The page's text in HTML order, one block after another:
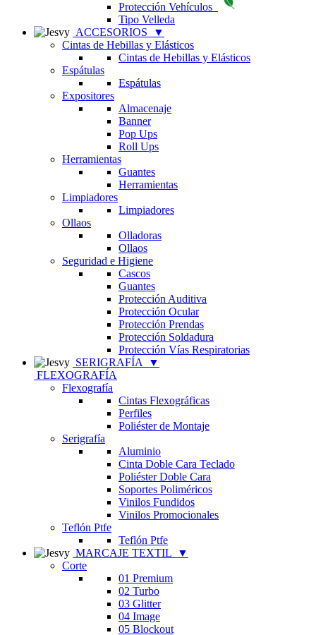
Protección Vehículos
Tipo Velleda
ACCESORIOS
▼
Cintas de Hebillas y Elásticos
Cintas de Hebillas y Elásticos
Espátulas
Espátulas
Expositores
Almacenaje
Banner
Pop Ups
Roll Ups
Herramientas
Guantes
Herramientas
Limpiadores
Limpiadores
Ollaos
Olladoras
Ollaos
Seguridad e Higiene
Cascos
Guantes
Protección Auditiva
Protección Ocular
Protección Prendas
Protección Soldadura
Protección Vías Respiratorias
SERIGRAFÍA
▼
FLEXOGRAFÍA
Flexografía
Cintas Flexográficas
Perfiles
Poliéster de Montaje
Serigrafía
Aluminio
Cinta Doble Cara Teclado
Poliéster Doble Cara
Soportes Poliméricos
Vinilos Fundidos
Vinilos Promocionales
Teflón Ptfe
Teflón Ptfe
MARCAJE TEXTIL
▼
Corte
01 Premium
02 Turbo
03 Glitter
04 Image
05 Blockout